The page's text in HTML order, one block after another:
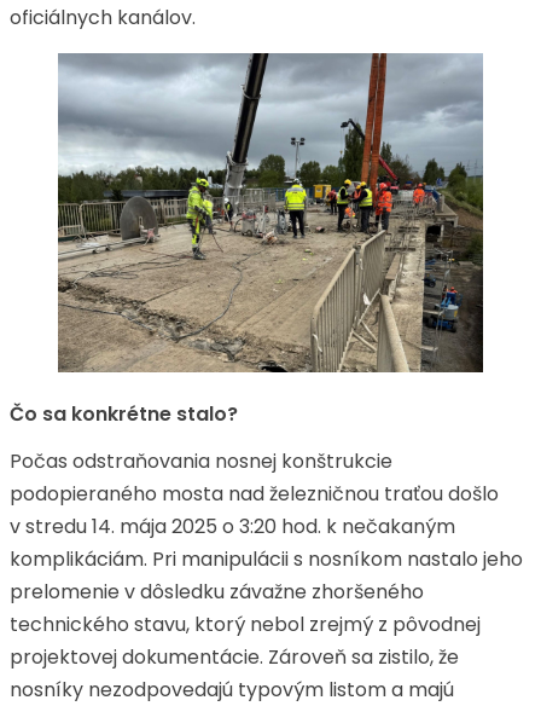
oficiálnych kanálov.
Čo sa konkrétne stalo?
Počas odstraňovania nosnej konštrukcie
podopieraného mosta nad železničnou traťou došlo
v stredu 14. mája 2025 o 3:20 hod. k nečakaným
komplikáciám. Pri manipulácii s nosníkom nastalo jeho
prelomenie v dôsledku závažne zhoršeného
technického stavu, ktorý nebol zrejmý z pôvodnej
projektovej dokumentácie. Zároveň sa zistilo, že
nosníky nezodpovedajú typovým listom a majú